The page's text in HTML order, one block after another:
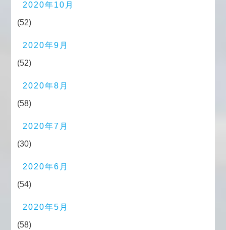
2020年10月
(52)
2020年9月
(52)
2020年8月
(58)
2020年7月
(30)
2020年6月
(54)
2020年5月
(58)